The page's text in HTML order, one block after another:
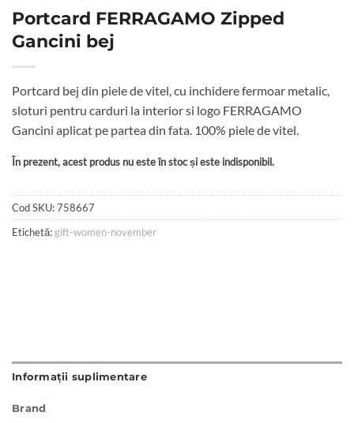
Portcard FERRAGAMO Zipped
Gancini bej
Portcard bej din piele de vitel, cu inchidere fermoar metalic,
sloturi pentru carduri la interior si logo FERRAGAMO
Gancini aplicat pe partea din fata. 100% piele de vitel.
În prezent, acest produs nu este în stoc și este indisponibil.
Cod SKU:758667
Etichetă: gift-women-november
Informații suplimentare
Brand